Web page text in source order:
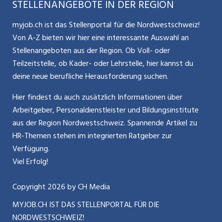
Glossar
Kontakt
Impressum
Bewerber-Cockpit
Mitarbeiter 50+ / Pensionierung
Karriere allgemein
Führung
Bewerbung / Neuorientierung
Aktionen / News
CH Media
ostjob.ch
zentraljob.ch
jobbasel.ch
jobbern.ch
jobmittelland.ch
jobzüri.ch
schaffu.ch (VS)
ajourjob.ch
STELLENANGEBOTE IN DER REGION
myjob.ch ist das Stellenportal für die Nordwestschweiz!
Von A-Z bieten wir hier eine interessante Auswahl an
Stellenangeboten aus der Region. Ob Voll- oder
Teilzeitstelle, ob Kader- oder Lehrstelle, hier kannst du
deine neue berufliche Herausforderung suchen.
Hier findest du auch zusätzlich Informationen über
Arbeitgeber, Personaldienstleister und Bildungsinstitute
aus der Region Nordwestschweiz. Spannende Artikel zu
HR-Themen stehen im integrierten Ratgeber zur
Verfügung.
Viel Erfolg!
Copyright 2026by CH Media
MYJOB.CH IST DAS STELLENPORTAL FÜR DIE
NORDWESTSCHWEIZ!